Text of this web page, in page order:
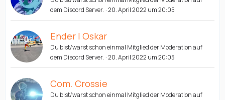
dem Discord Server. 20. April 2022 um 20:05
Ender | Oskar
Du bist/warst schon einmal Mitglied der Moderation auf
dem Discord Server. 20. April 2022 um 20:05
Com. Crossie
Du bist/warst schon einmal Mitglied der Moderation auf